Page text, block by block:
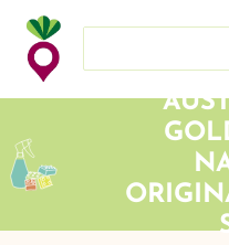
Suche nach: Zum